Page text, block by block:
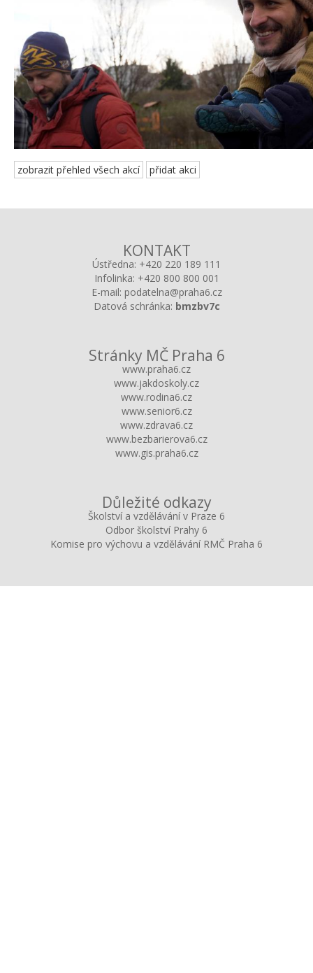
zobrazit přehled všech akcí přidat akci
KONTAKT
Ústředna: +420 220 189 111
Infolinka: +420 800 800 001
E-mail: podatelna@praha6.cz
Datová schránka: bmzbv7c
Stránky MČ Praha 6
www.praha6.cz
www.jakdoskoly.cz
www.rodina6.cz
www.senior6.cz
www.zdrava6.cz
www.bezbarierova6.cz
www.gis.praha6.cz
Důležité odkazy
Školství a vzdělávání v Praze 6
Odbor školství Prahy 6
Komise pro výchovu a vzdělávání RMČ Praha 6